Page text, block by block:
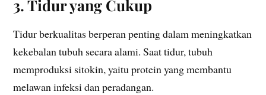
3. Tidur yang Cukup
Tidur berkualitas berperan penting dalam meningkatkan
kekebalan tubuh secara alami. Saat tidur, tubuh
memproduksi sitokin, yaitu protein yang membantu
melawan infeksi dan peradangan.